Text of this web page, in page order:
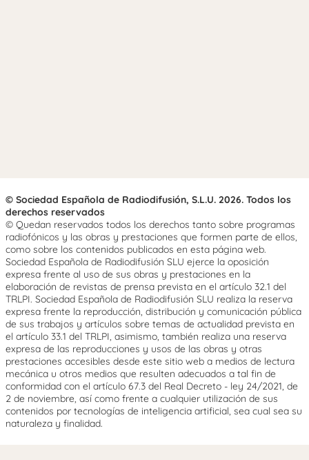
© Sociedad Española de Radiodifusión, S.L.U. 2026. Todos los
derechos reservados
© Quedan reservados todos los derechos tanto sobre programas
radiofónicos y las obras y prestaciones que formen parte de ellos,
como sobre los contenidos publicados en esta página web.
Sociedad Española de Radiodifusión SLU ejerce la oposición
expresa frente al uso de sus obras y prestaciones en la
elaboración de revistas de prensa prevista en el artículo 32.1 del
TRLPI. Sociedad Española de Radiodifusión SLU realiza la reserva
expresa frente la reproducción, distribución y comunicación pública
de sus trabajos y artículos sobre temas de actualidad prevista en
el artículo 33.1 del TRLPI, asimismo, también realiza una reserva
expresa de las reproducciones y usos de las obras y otras
prestaciones accesibles desde este sitio web a medios de lectura
mecánica u otros medios que resulten adecuados a tal fin de
conformidad con el artículo 67.3 del Real Decreto - ley 24/2021, de
2 de noviembre, así como frente a cualquier utilización de sus
contenidos por tecnologías de inteligencia artificial, sea cual sea su
naturaleza y finalidad.